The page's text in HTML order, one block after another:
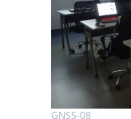
GNSS-08